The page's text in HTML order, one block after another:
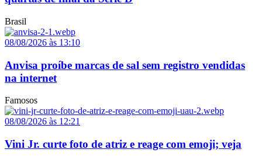
Brasil
08/08/2026 às 13:10
Anvisa proíbe marcas de sal sem registro vendidas
na internet
Famosos
08/08/2026 às 12:21
Vini Jr. curte foto de atriz e reage com emoji; veja